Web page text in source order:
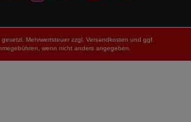
Mehrwertsteuer zzgl. Versandkosten und ggf.
wenn nicht anders angegeben.